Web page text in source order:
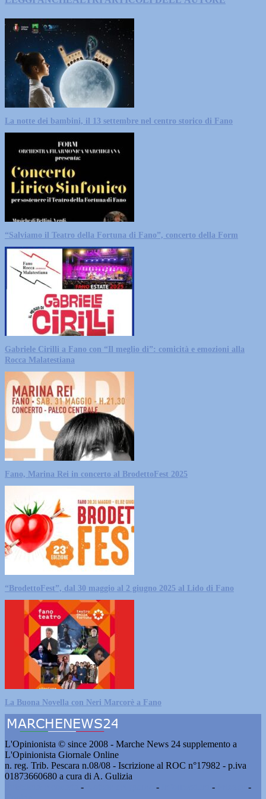
La notte dei bambini, il 13 settembre nel centro storico di Fano
“Salviamo il Teatro della Fortuna di Fano”, concerto della Form
Gabriele Cirilli a Fano con “Il meglio di”: comicità e emozioni alla
Rocca Malatestiana
Fano, Marina Rei in concerto al BrodettoFest 2025
“BrodettoFest”, dal 30 maggio al 2 giugno 2025 al Lido di Fano
La Buona Novella con Neri Marcorè a Fano
L'Opinionista © since 2008 - Marche News 24 supplemento a
L'Opinionista Giornale Online
n. reg. Trib. Pescara n.08/08 - Iscrizione al ROC n°17982 - p.iva
01873660680 a cura di A. Gulizia
- - -
-